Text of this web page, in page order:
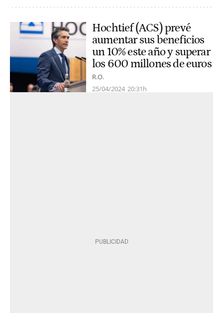
Hochtief (ACS) prevé
aumentar sus beneficios
un 10% este año y superar
los 600 millones de euros
R.O.
25/04/2024 20:31h